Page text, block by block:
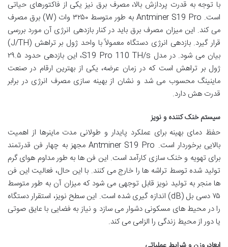
با توجه به قدرت پردازش بالا، مصرف برق نیز یکی از فاکتورهای حیاتی
است. Antminer S19 Pro به طور متوسط ۳۲۵۰ وات (W) برق مصرف
می کند. این میزان مصرف برق باید در کنار بازدهی انرژی آن مورد بررسی
قرار گیرد. بازدهی انرژی دستگاه معمولاً با واحد ژول بر تراهش (J/TH)
بیان می شود. در مدل S19 Pro 110 TH/s، این بازدهی حدود ۲۹.۵
ژول بر تراهش است که در زمان عرضه، یکی از بهترین ارقام در صنعت
ماینینگ محسوب می شد و نشان از بهینه سازی مصرف انرژی در برابر
قدرت هش دارد.
سیستم خنک کننده و نویز
حفظ دمای بهینه برای عملکرد پایدار و طولانی مدت ماینرها از اهمیت
بالایی برخوردار است. Antminer S19 Pro مجهز به چهار فن قدرتمند
برای تهویه و خنک سازی کارآمد است. این فن ها به طور مداوم هوای گرم
تولید شده توسط تراشه ها را خارج می کنند. با این حال، فعالیت این فن
ها منجر به تولید نویز قابل توجهی می شود که میزان آن به طور متوسط
۷۵ دسی بل (dB) اندازه گیری شده است. این سطح نویز، استقرار دستگاه
را در محیط های مسکونی دشوار می سازد و نیاز به فضایی با عایق صوتی
یا دور از محیط زندگی را الزامی می کند.